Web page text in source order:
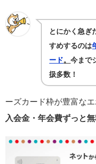
とにかく急ぎ
すめするのは
ード 。今まで
扱多数！
ーズカード枠が豊富なエ
入会金・年会費ずっと